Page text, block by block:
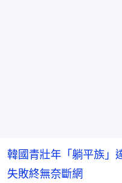
韓國青壯年「躺平族
失敗終無奈斷網